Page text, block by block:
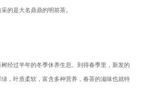
的是大名鼎鼎的明前茶。
经过半年的冬季休养生息。到得春季里，新发的
，叶质柔软，富含多种营养，春茶的滋味也就特